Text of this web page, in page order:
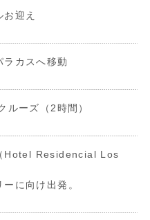
迎え
ラカスへ移動
ルーズ（2時間）
Hotel Residencial Los
に向け出発。